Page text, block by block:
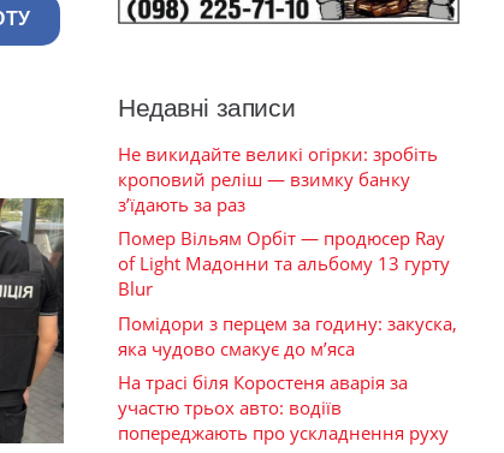
Недавні записи
Не викидайте великі огірки: зробіть
кроповий реліш — взимку банку
з’їдають за раз
Помер Вільям Орбіт — продюсер Ray
of Light Мадонни та альбому 13 гурту
Blur
Помідори з перцем за годину: закуска,
яка чудово смакує до м’яса
На трасі біля Коростеня аварія за
участю трьох авто: водіїв
попереджають про ускладнення руху